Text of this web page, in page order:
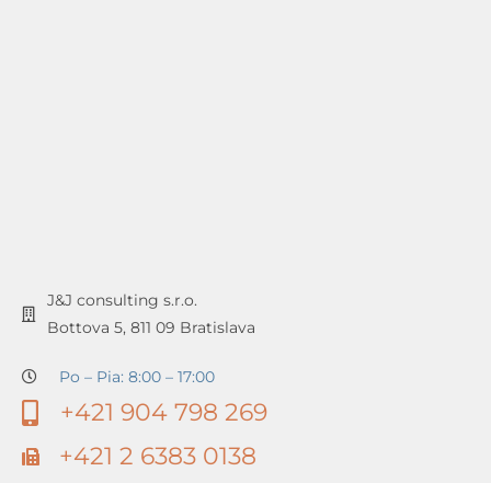
J&J consulting s.r.o.
Bottova 5, 811 09 Bratislava
Po – Pia: 8:00 – 17:00
+421 904 798 269
+421 2 6383 0138